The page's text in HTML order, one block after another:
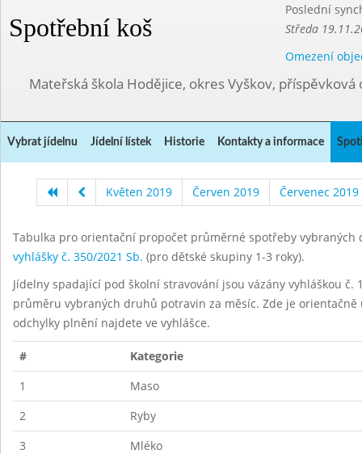
Spotřební koš
Poslední
Středa
Omezení
Mateřská škola Hodějice, okres Vyškov, příspěvková
Vybrat jídelnu Jídelní lístek Historie Kontakty a informace
Květen 2019 Červen 2019 Červenec 2019
Tabulka pro orientační propočet průměrné spotřeby
vyhlášky č. 350/2021 Sb. (pro dětské skupiny 1-3 roky).
Jídelny spadající pod školní stravování jsou vázány vyhláškou
průměru vybraných druhů potravin za měsíc. Zde je
odchylky plnění najdete ve vyhlášce.
#
Kategorie
1
Maso
2
Ryby
3
Mléko